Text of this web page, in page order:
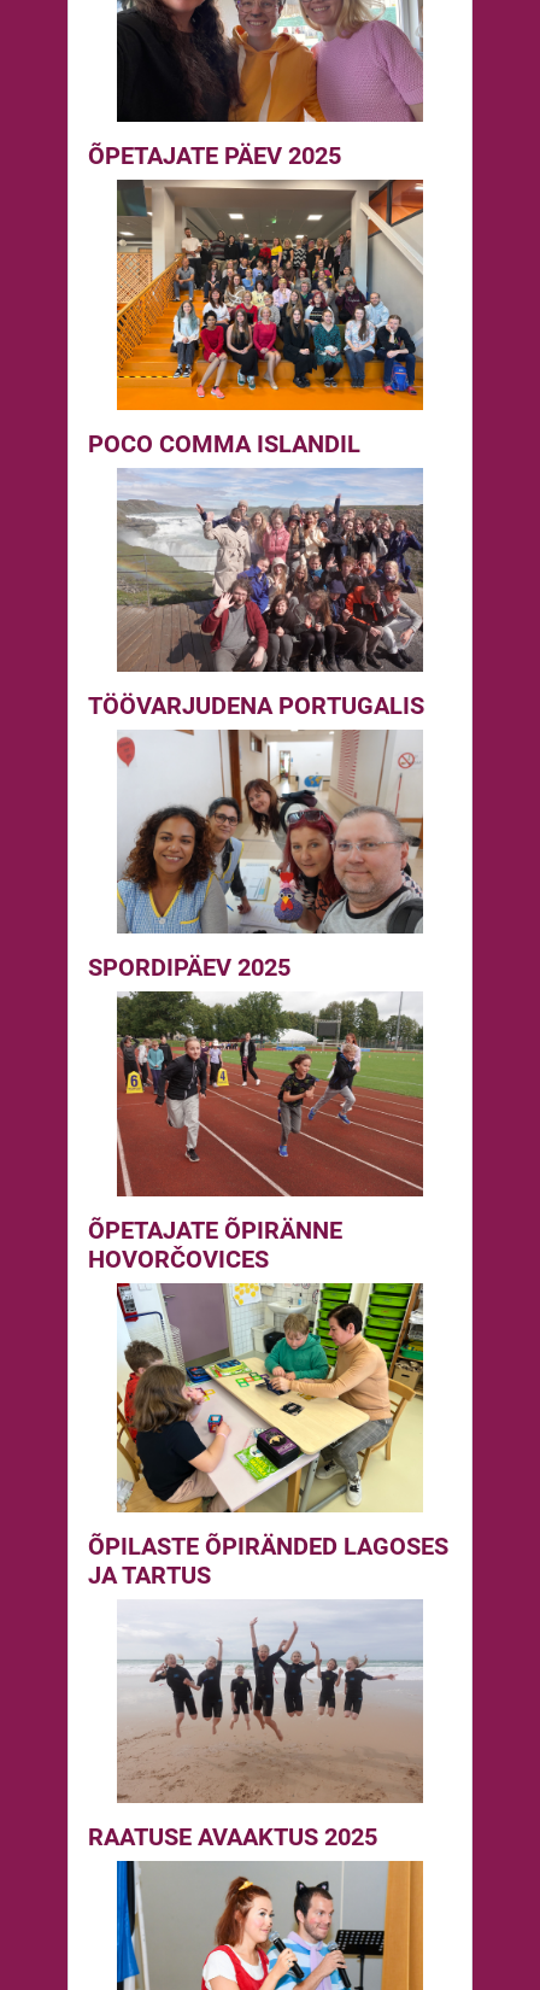
ÕPETAJATE PÄEV 2025
POCO COMMA ISLANDIL
TÖÖVARJUDENA PORTUGALIS
SPORDIPÄEV 2025
ÕPETAJATE ÕPIRÄNNE
HOVORČOVICES
ÕPILASTE ÕPIRÄNDED LAGOSES
JA TARTUS
RAATUSE AVAAKTUS 2025